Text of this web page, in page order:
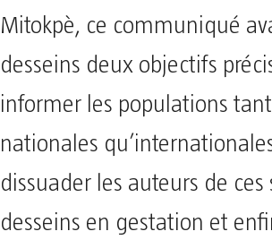
Mitokpè, ce communiqué
desseins deux objectifs
informer les populations tant
nationales
dissuader les auteurs de ces
desseins en gestation et